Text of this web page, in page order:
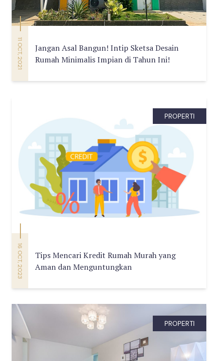
11 OCT, 2021
Jangan Asal Bangun! Intip Sketsa Desain
Rumah Minimalis Impian di Tahun Ini!
PROPERTI
16 OCT, 2023
Tips Mencari Kredit Rumah Murah yang
Aman dan Menguntungkan
PROPERTI